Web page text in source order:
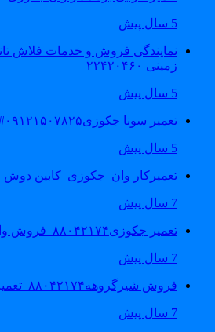
نمایندگی فروش و خدمات فلاش تانک
زمینی ۲۲۴۲۰۴۶۰
تعمیر سونا جکوزی۰۹۱۲۱۵۰۷۸۲۵#| Sauna | Jacuzzi
تعمیرکار وان_جکوزی_کابین دوش
تعمیر جکوزی۸۸۰۴۲۱۷۴_فروش وان جکوزی
فروش شیرگروهه۸۸۰۴۲۱۷۴_تعمیر شیرگروهه